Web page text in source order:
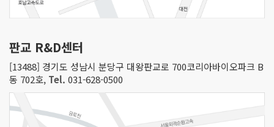
판교 R&D센터
[13488] 경기도 성남시 분당구 대왕판교로 700코리아바이오파크 B
동 702호, Tel. 031-628-0500